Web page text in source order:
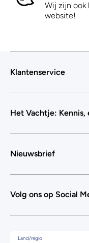
Wij zijn ook
website!
Klantenservice
Het Vachtje:
Nieuwsbrief
Volg ons op Social
Land/regio